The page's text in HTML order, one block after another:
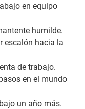
en equipo
humilde.
escalón hacia la
de trabajo.
en el mundo
un año más.